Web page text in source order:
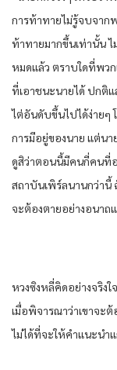
การท้าทายไม่รู้จบจาก
ท้าทายมากขึ้นเท่านั้น ไ
หมดแล้ว ตราบใดที่พว
ที่เอาชนะนายได้ ปกติแ
ไต่อันดับขึ้นไปได้ง่ายๆ
การมีอยู่ของนาย แต่น
ดูสิว่าตอนนี้มีคนกี่คนที่
สถาบันเพิร์ลนานกว่านี้
จะต้องตายอย่างอนา
หวงซิงหลี่คิดอย่างจริงใ
เมื่อพิจารณาว่าเขาจะ
ไม่ได้ที่จะให้คำแนะนำแ